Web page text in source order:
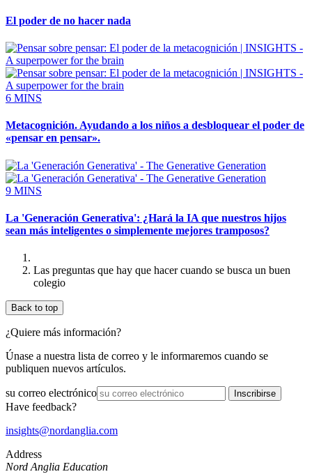
El poder de no hacer nada
6 MINS
Metacognición. Ayudando a los niños a desbloquear el poder de
«pensar en pensar».
9 MINS
La 'Generación Generativa': ¿Hará la IA que nuestros hijos
sean más inteligentes o simplemente mejores tramposos?
Las preguntas que hay que hacer cuando se busca un buen
colegio
Back to top
¿Quiere más información?
Únase a nuestra lista de correo y le informaremos cuando se
publiquen nuevos artículos.
su correo electrónico
Have feedback?
insights@nordanglia.com
Address
Nord Anglia Education